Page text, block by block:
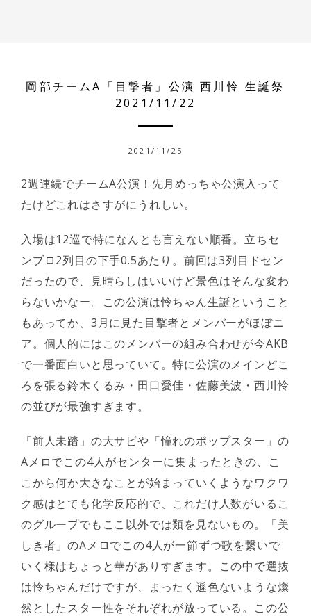
岡部チームA「目撃者」公演 西川怜 生誕祭
2021/11/22
2021/11/25
2週連続でチームA公演！先月めっちゃ公演入って
たけどこれはさすがにうれしい。
入場は12巡で特になんとも言えない順番。立ちセ
ンブロ2列目の下手0.5あたり。前回は3列目ドセン
だったので、見晴らしはいいけど景色はそんな変わ
らないかなー。この公演は怜ちゃん生誕ということ
もあってか、3月に見た目撃者とメンバーがほぼニ
ア。個人的にはこのメンバーの組み合わせが今AKB
で一番面白いと思っていて。特に公演のメインどこ
ろを張る鈴木くるみ・田口愛佳・佐藤美波・西川怜
の並びが最強すぎます。
「前人未踏」の大サビや「憧れのポップスター」の
Aメロでこの4人がセンターに集まったときの、こ
こから何か大きなことが始まっていくようなワクワ
ク感はとても化学反応的で、これだけ人数がいるこ
のグループでもここ以外では類を見ないもの。「美
しき者」のAメロでこの4人が一節ずつ歌を繋いで
いく様はちょっと華がありすぎます。この中で選抜
は怜ちゃんだけですが、まったく遜色ないような燦
然としたスター性をそれぞれが放っている。この公